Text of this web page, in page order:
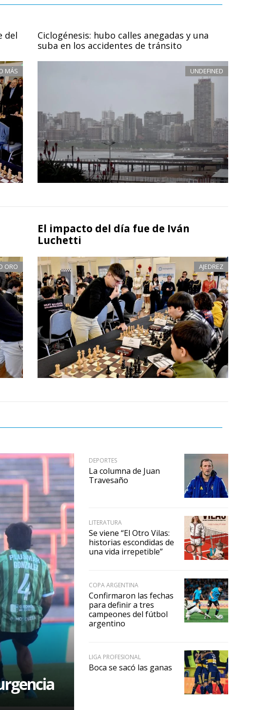
del
MÁS
Ciclogénesis: hubo calles anegadas y una
suba en los accidentes de tránsito
UNDEFINED
ORO
El impacto del día fue de Iván
Luchetti
AJEDREZ
DEPORTES
La columna de Juan
Travesaño
LITERATURA
Se viene “El Otro Vilas:
historias escondidas de
una vida irrepetible”
COPA ARGENTINA
Confirmaron las fechas
para definir a tres
campeones del fútbol
argentino
LIGA PROFESIONAL
Boca se sacó las ganas